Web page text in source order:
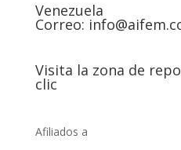
Venezuela
Correo:
Visita la zona de
clic
Afiliados a